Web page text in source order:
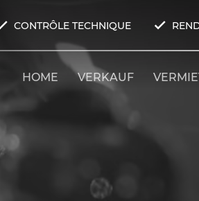
CONTRÔLE TECHNIQUE
HOME VERKAUF